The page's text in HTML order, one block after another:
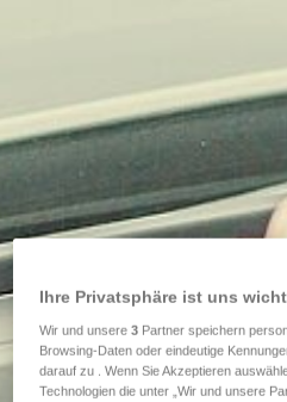
Ihre Privatsphäre ist uns
Wir und unsere3 Partner speichern
Browsing-Daten oder eindeutige
darauf zu . Wenn Sie Akzeptieren
Technologien die unter „Wir und unsere